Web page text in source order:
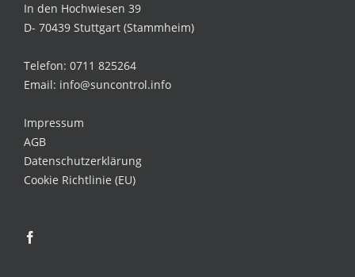
In den Hochwiesen 39
D- 70439 Stuttgart (Stammheim)
Telefon: 0711 825264
Email: info@suncontrol.info
Impressum
AGB
Datenschutzerklärung
Cookie Richtlinie (EU)